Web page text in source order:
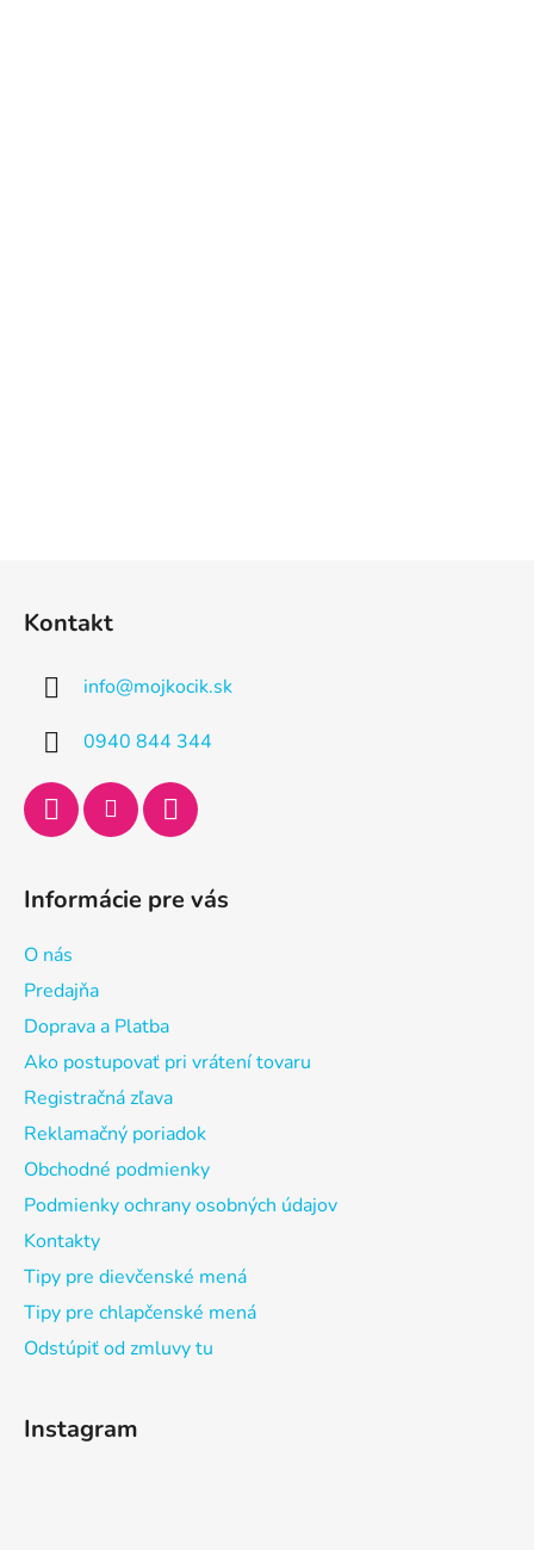
Kontakt
info@mojkocik.sk
0940 844 344
Informácie pre vás
O nás
Predajňa
Doprava a Platba
Ako postupovať pri vrátení tovaru
Registračná zľava
Reklamačný poriadok
Obchodné podmienky
Podmienky ochrany osobných údajov
Kontakty
Tipy pre dievčenské mená
Tipy pre chlapčenské mená
Odstúpiť od zmluvy tu
Instagram